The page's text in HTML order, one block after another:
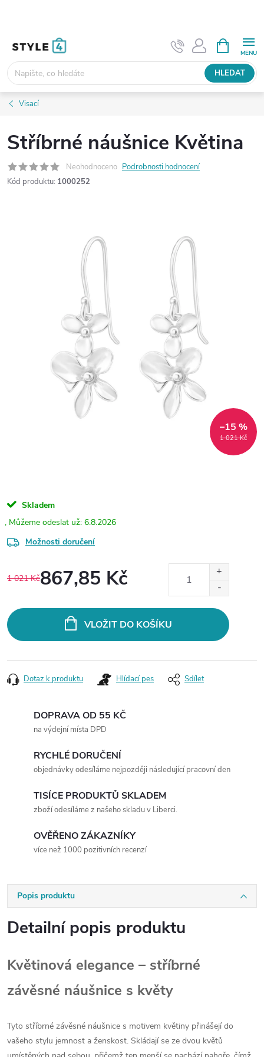
HLEDAT
NÁKUPNÍ
KOŠÍK
Visací
Stříbrné náušnice Květina
Neohodnoceno Podrobnosti hodnocení
Kód produktu: 1000252
1 021 Kč
–15 %
Skladem
6.8.2026
Možnosti doručení
1 021 Kč867,85 Kč
VLOŽIT DO KOŠÍKU
Dotaz k produktu Hlídací pes Sdílet
DOPRAVA OD 55 KČ
na výdejní místa DPD
RYCHLÉ DORUČENÍ
objednávky odesíláme nejpozději následující pracovní den
TISÍCE PRODUKTŮ SKLADEM
zboží odesíláme z našeho skladu v Liberci.
OVĚŘENO ZÁKAZNÍKY
více než 1000 pozitivních recenzí
Popis produktu
Detailní popis produktu
Květinová elegance – stříbrné
závěsné náušnice s květy
Tyto stříbrné závěsné náušnice s motivem květiny přinášejí do
vašeho stylu jemnost a ženskost. Skládají se ze dvou květů